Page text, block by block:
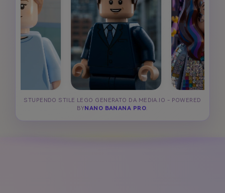
STUPENDO STILE LEGO GENERATO DA MEDIA.IO - POWERED
BYNANO BANANA PRO.